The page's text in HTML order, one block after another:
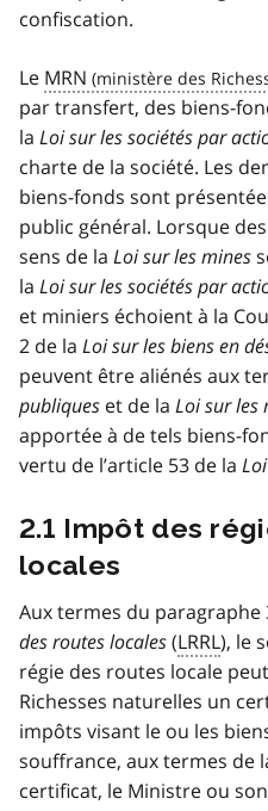
confiscation.
Le MRN
par transfert, des biens-
la Loi sur les sociétés par
charte de la société. Les
biens-fonds sont
public général. Lorsque
sens de la Loi sur les mines
la Loi sur les sociétés par
et miniers échoient à la
2 de la Loi sur les biens en
peuvent être aliénés aux
publiques et de la Loi sur les
apportée à de tels biens-
vertu de l’article 53 de la
2.1 Impôt des
locales
Aux termes du paragraphe
des routes locales(LRRL), le
régie des routes locale
Richesses naturelles un
impôts visant le ou les
souffrance, aux termes de
certificat, le Ministre ou